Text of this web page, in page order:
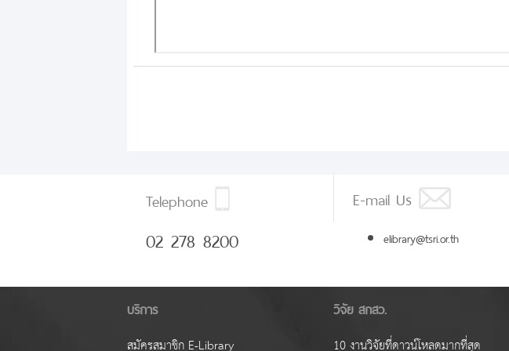
Telephone
02 278 8200
E-mail Us
elibrary@tsri.or.th
บริการ
สมัครสมาชิก E-Library
วิจัย สกสว.
10 งานวิจัยที่ดาวน์โหลดมากที่สุด